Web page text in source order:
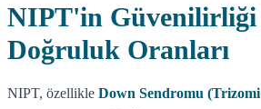
NIPT'in Güvenilirliği
Doğruluk Oranları
NIPT, özellikle Down Sendromu